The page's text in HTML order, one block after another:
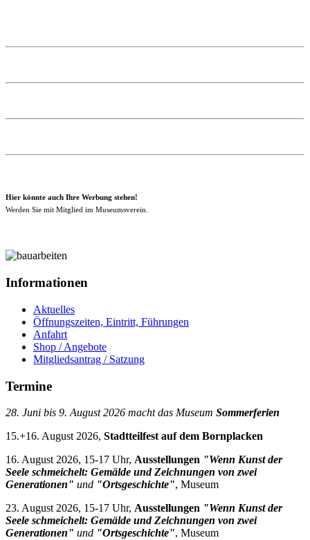
Hier könnte auch Ihre Werbung stehen!
Werden Sie mit Mitglied im Museumsverein.
Informationen
Aktuelles
Öffnungszeiten, Eintritt, Führungen
Anfahrt
Shop / Angebote
Mitgliedsantrag / Satzung
Termine
28. Juni bis 9. August 2026 macht das Museum Sommerferien
15.+16. August 2026, Stadtteilfest auf dem Bornplacken
16. August 2026, 15-17 Uhr, Ausstellungen "Wenn Kunst der
Seele schmeichelt: Gemälde und Zeichnungen von zwei
Generationen" und "Ortsgeschichte", Museum
23. August 2026, 15-17 Uhr, Ausstellungen "Wenn Kunst der
Seele schmeichelt: Gemälde und Zeichnungen von zwei
Generationen" und "Ortsgeschichte", Museum